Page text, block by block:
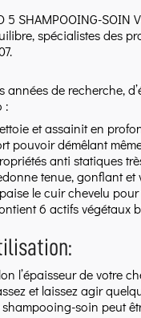
5 SHAMPOOING-SOIN
spécialistes des
années de recherche,
:
et assainit en
pouvoir démêlant
anti statiques
tenue, gonflant et
le cuir chevelu
6 actifs végétaux
l’épaisseur de votre
et laissez agir
shampooing-soin peut